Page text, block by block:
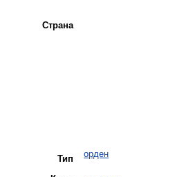
Страна
Тип орден